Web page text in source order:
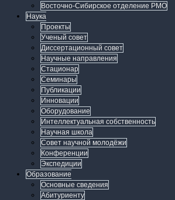
Восточно-Сибирское отделение РМО
Наука
Проекты
Ученый совет
Диссертационный совет
Научные направления
Стационар
Семинары
Публикации
Инновации
Оборудование
Интеллектуальная собственность
Научная школа
Совет научной молодёжи
Конференции
Экспедиции
Образование
Основные сведения
Абитуриенту